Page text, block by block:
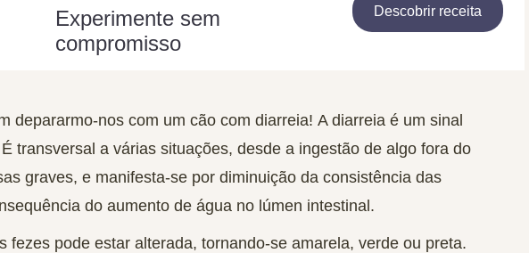
Experimente sem
compromisso
Descobrir receita
depararmo-nos com um cão com diarreia! A diarreia é um sinal
É transversal a várias situações, desde a ingestão de algo fora do
graves, e manifesta-se por diminuição da consistência das
do aumento de água no lúmen intestinal.
fezes pode estar alterada, tornando-se amarela, verde ou preta.